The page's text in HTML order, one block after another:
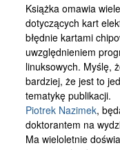
Książka omawia
dotyczących kart
błędnie kartami
uwzględnieniem
linuksowych. Myślę,
bardziej, że jest to
tematykę publikacji.
Piotrek Nazimek,
doktorantem na
Ma wieloletnie